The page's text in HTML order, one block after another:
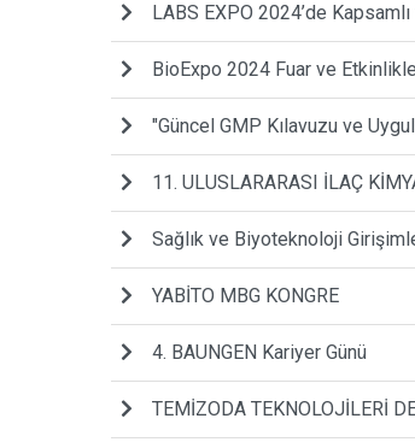
LABS EXPO 2024’de
BioExpo 2024 Fuar ve
"Güncel GMP Kılavuzu ve
11. ULUSLARARASI İLAÇ
Sağlık ve Biyoteknoloji
YABİTO MBG KONGRE
4. BAUNGEN Kariyer Günü
TEMİZODA TEKNOLOJİLERİ